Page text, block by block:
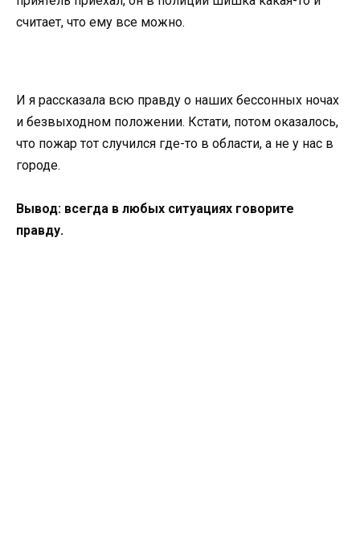
считает, что ему все можно.
И я рассказала всю правду о наших бессонных ночах
и безвыходном положении. Кстати, потом оказалось,
что пожар тот случился где-то в области, а не у нас в
городе.
Вывод: всегда в любых ситуациях говорите
правду.